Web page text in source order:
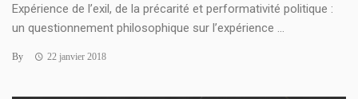
Expérience de l’exil, de la précarité et performativité politique :
un questionnement philosophique sur l’expérience ...
By 22 janvier 2018